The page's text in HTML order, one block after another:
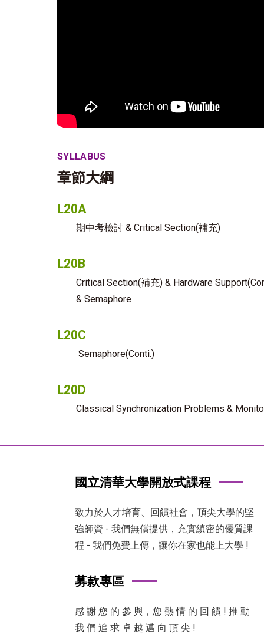
SYLLABUS
章節大綱
L20A
期中考檢討 & Critical Section(補充)
L20B
Critical Section(補充) & Hardware
& Semaphore
L20C
Semaphore(Conti.)
L20D
Classical Synchronization Problems &
國立清華大學開放式課程
致力於人才培育、回饋社會，頂尖大學的堅
強師資 - 我們無償提供，充實縝密的優質課
程 - 我們免費上傳，讓你在家也能上大學 !
募款專區
感 謝 您 的 參 與，您 熱 情 的 回 饋 ! 推 動
我 們 追 求 卓 越 邁 向 頂 尖 !